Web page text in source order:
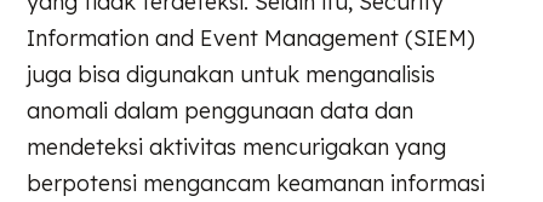
Information and Event Management (SIEM)
juga bisa digunakan untuk menganalisis
anomali dalam penggunaan data dan
mendeteksi aktivitas mencurigakan yang
berpotensi mengancam keamanan informasi